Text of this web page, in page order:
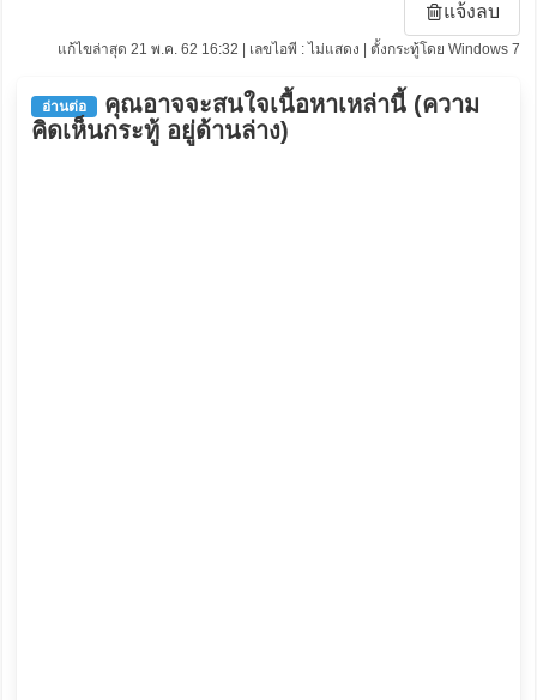
แจ้งลบ
แก้ไขล่าสุด 21 พ.ค. 62 16:32 | เลขไอพี : ไม่แสดง | ตั้งกระทู้โดย Windows 7
อ่านต่อ
คุณอาจจะสนใจเนื้อหาเหล่านี้ (ความ
คิดเห็นกระทู้ อยู่ด้านล่าง)